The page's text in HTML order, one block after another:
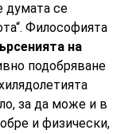
думата се
Философията
на
подобряване
за да може и в
и физически,